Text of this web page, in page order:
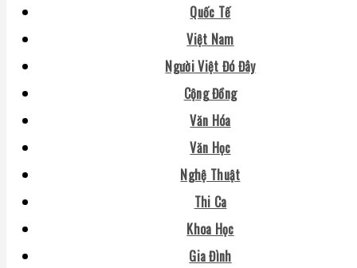
Quốc Tế
Việt Nam
Người Việt Đó Đây
Cộng Đồng
Văn Hóa
Văn Học
Nghệ Thuật
Thi Ca
Khoa Học
Gia Đình